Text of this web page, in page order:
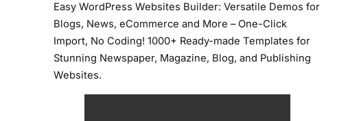
Easy WordPress Websites Builder: Versatile Demos for
Blogs, News, eCommerce and More – One-Click
Import, No Coding! 1000+ Ready-made Templates for
Stunning Newspaper, Magazine, Blog, and Publishing
Websites.